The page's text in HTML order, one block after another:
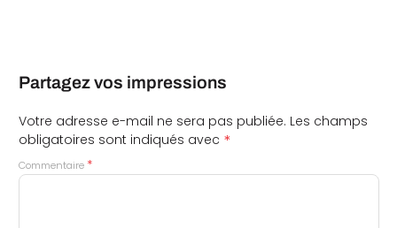
Partagez vos impressions
Votre adresse e-mail ne sera pas publiée. Les champs
obligatoires sont indiqués avec *
Commentaire *